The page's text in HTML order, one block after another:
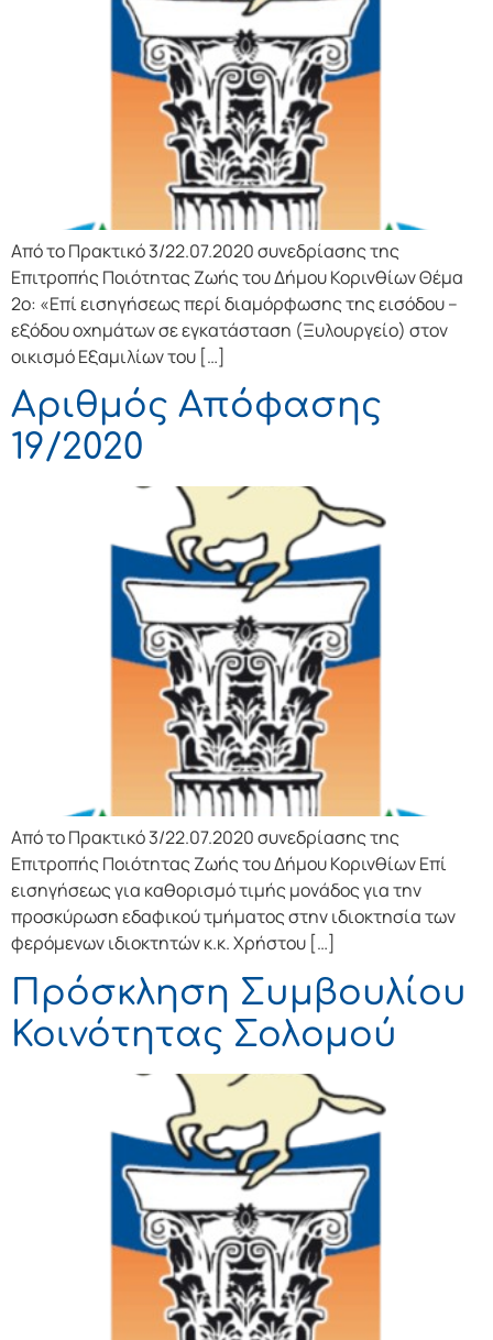
Από το Πρακτικό 3/22.07.2020 συνεδρίασης της
Επιτροπής Ποιότητας Ζωής του Δήμου Κορινθίων Θέμα
2ο: «Επί εισηγήσεως περί διαμόρφωσης της εισόδου –
εξόδου οχημάτων σε εγκατάσταση (Ξυλουργείο) στον
οικισμό Εξαμιλίων του […]
Αριθμός Απόφασης
19/2020
Από το Πρακτικό 3/22.07.2020 συνεδρίασης της
Επιτροπής Ποιότητας Ζωής του Δήμου Κορινθίων Επί
εισηγήσεως για καθορισμό τιμής μονάδος για την
προσκύρωση εδαφικού τμήματος στην ιδιοκτησία των
φερόμενων ιδιοκτητών κ.κ. Χρήστου […]
Πρόσκληση Συμβουλίου
Κοινότητας Σολομού